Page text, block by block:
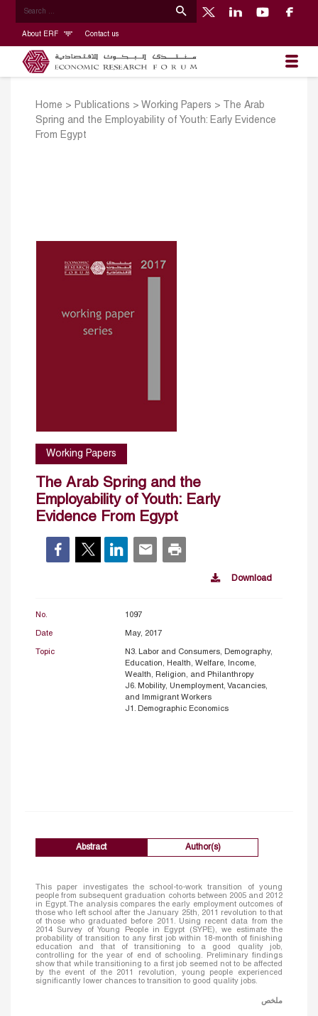
About ERF Contact us
Home > Publications > Working Papers >
The Arab
Spring and the Employability of Youth: Early Evidence
From Egypt
Working Papers
The Arab Spring and the
Employability of Youth: Early
Evidence From Egypt
Download
No. 1097
Date May, 2017
Topic
N3. Labor and Consumers, Demography,
Education, Health, Welfare, Income,
Wealth, Religion, and Philanthropy
J6. Mobility, Unemployment, Vacancies,
and Immigrant Workers
J1. Demographic Economics
Abstract Author(s)
This paper investigates the school-to-work transition of young
people from subsequent graduation cohorts between 2005 and 2012
in Egypt. The analysis compares the early employment outcomes of
those who left school after the January 25th, 2011 revolution to that
of those who graduated before 2011. Using recent data from the
2014 Survey of Young People in Egypt (SYPE), we estimate the
probability of transition to any first job within 18-month of finishing
education and that of transitioning to a good quality job,
controlling for the year of end of schooling. Preliminary findings
show that while transitioning to a first job seemed not to be affected
by the event of the 2011 revolution, young people experienced
significantly lower chances to transition to good quality jobs.
ملخص